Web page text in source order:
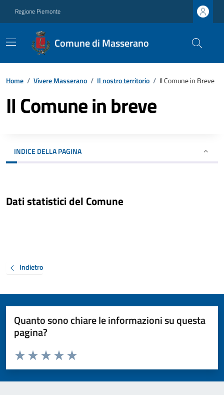
Regione Piemonte
Comune di Masserano
Home / Vivere Masserano / Il nostro territorio / Il Comune in Breve
Il Comune in breve
INDICE DELLA PAGINA
Dati statistici del Comune
Indietro
Quanto sono chiare le informazioni su questa
pagina?
Valuta da 1 a 5 stelle la pagina
Valuta 5 stelle su 5
Valuta 4 stelle su 5
Valuta 3 stelle su 5
Valuta 2 stelle su 5
Valuta 1 stelle su 5